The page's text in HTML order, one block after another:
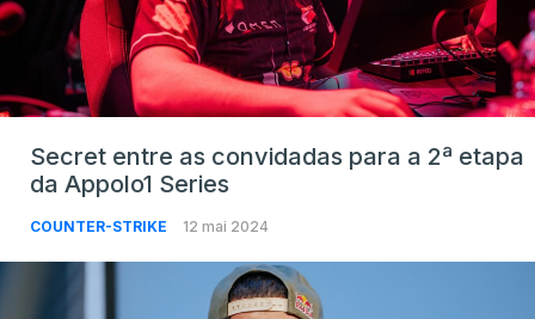
Secret entre as convidadas para a 2ª etapa
da Appolo1 Series
COUNTER-STRIKE 12 mai 2024